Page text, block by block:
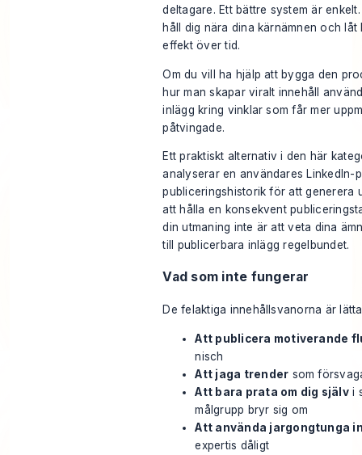
deltagare. Ett bättre system är
håll dig nära dina kärnämnen och
effekt över tid.
Om du vill ha hjälp att bygga den
hur man skapar viralt innehåll
inlägg kring vinklar som får mer
påtvingade.
Ett praktiskt alternativ i den här
analyserar en användares LinkedIn-
publiceringshistorik för att generera
att hålla en konsekvent
din utmaning inte är att veta dina
till publicerbara inlägg regelbundet.
Vad som inte fungerar
De felaktiga innehållsvanorna är
Att publicera motiverande
nisch
Att jaga trender som
Att bara prata om dig självi
målgrupp bryr sig om
Att använda jargongtunga
expertis dåligt